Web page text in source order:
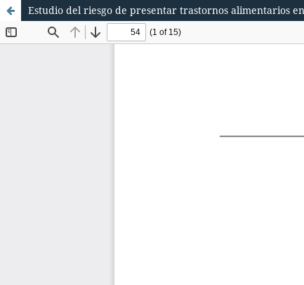
Estudio del riesgo de presentar trastornos alimentarios